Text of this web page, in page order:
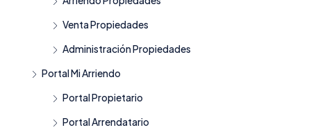
Venta Propiedades
Administración Propiedades
Portal Mi Arriendo
Portal Propietario
Portal Arrendatario